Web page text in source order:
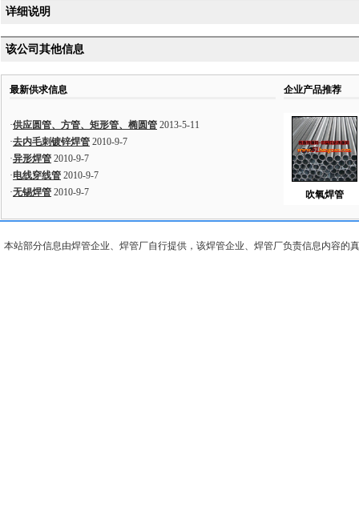
详细说明
该公司其他信息
最新供求信息 企业产品推荐
·供应圆管、方管、矩形管、椭圆管 2013-5-11
·去内毛刺镀锌焊管 2010-9-7
·异形焊管 2010-9-7
·电线穿线管 2010-9-7
·无锡焊管 2010-9-7 吹氧焊管
本站部分信息由焊管企业、焊管厂自行提供，该焊管企业、焊管厂负责信息内容的